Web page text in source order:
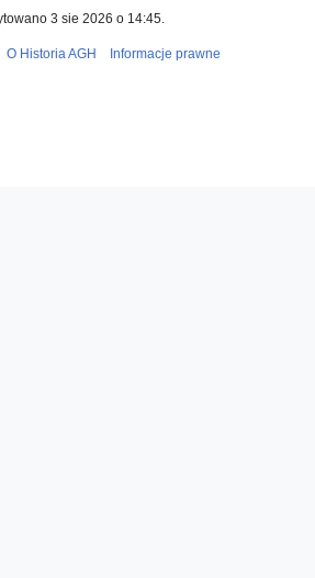
3 sie 2026 o 14:45.
O Historia AGH Informacje prawne